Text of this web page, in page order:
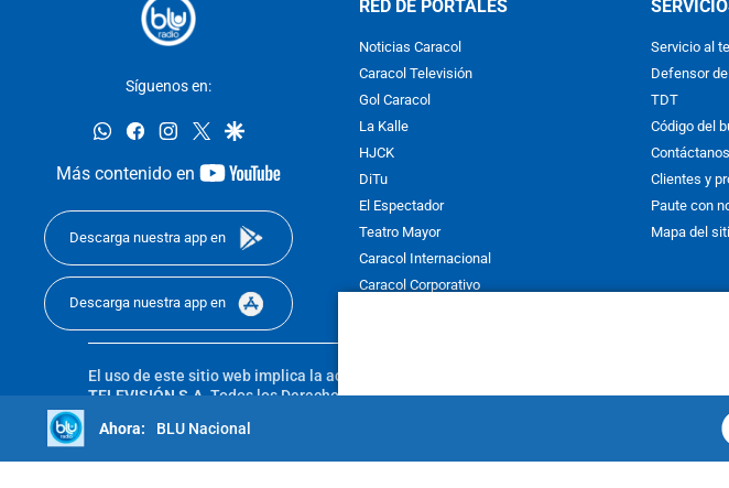
Síguenos en:
whatsappfacebookinstagram
twittergoogle
Más contenido en
youtube-
Descarga nuestra app en
Descarga nuestra app en
RED DE PORTALES
Noticias Caracol
Caracol Televisión
Gol Caracol
La Kalle
HJCK
DiTu
El Espectador
Teatro Mayor
Caracol Internacional
Caracol Corporativo
Servicio al
Defensor
TDT
Código del
Contáctanos
Clientes y
Paute con
Mapa del
El uso de este sitio web implica la aceptación de los
TELEVISIÓN S.A.Todos los Derechos Reservados D.R.A. Prohibida su reproducción total o
sin autorización escrita de su titular. Reproduction in whole or in part, or translation
reserved 2025.BLU Nacional